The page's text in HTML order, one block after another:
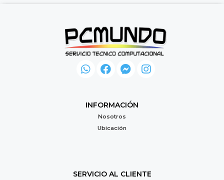
INFORMACIÓN
Nosotros
Ubicación
SERVICIO AL CLIENTE